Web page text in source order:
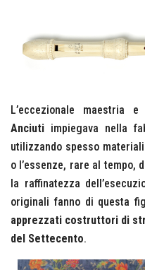
L’eccezionale maestria
Anciuti impiegava nella
utilizzando spesso
o l’essenze, rare al tempo,
la raffinatezza
originali fanno di questa
apprezzati costruttori di
del Settecento.